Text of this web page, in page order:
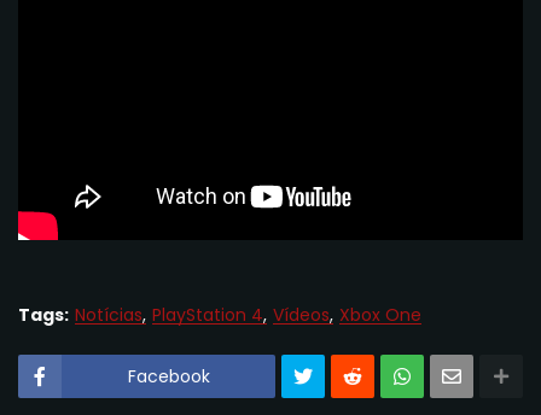
Tags: Notícias PlayStation 4 Vídeos Xbox One
Facebook